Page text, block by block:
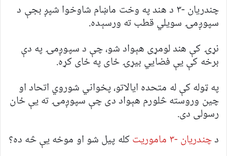
چندریان -۳ د هند په وخت ماښام شاوخوا شپږ بجې د
سپوږمۍ سویلي قطب ته ورسېده.
نړۍ کې هند لومړی هېواد شو، چې د سپوږمۍ په دې
برخه کې یې فضايي بیړۍ ځای په ځای کړه.
په ټوله کې له متحده ایالاتو، پخواني شوروي اتحاد او
چین وروسته څلورم هېواد دی چې سپوږمۍ ته یې ځان
رسولی دی.
دچندریان -۳ ماموریت
کله پیل شو او موخه یې څه ده؟